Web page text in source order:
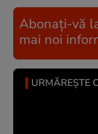
Abonați-vă
mai noi
URMĂREȘTE